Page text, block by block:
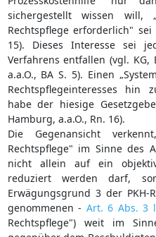
sichergestellt wissen
Rechtspflege erforderlich"
15). Dieses Interesse sei
Verfahrens entfallen (vgl. KG,
a.a.O., BA S. 5). Einen
Rechtspflegeinteresses hin
habe der hiesige
Hamburg, a.a.O., Rn. 16).
Die Gegenansicht
Rechtspflege" im Sinne des
nicht allein auf ein
reduziert werden darf,
Erwägungsgrund 3 der
genommenen - Art. 6 Abs. 3
Rechtspflege") weit im